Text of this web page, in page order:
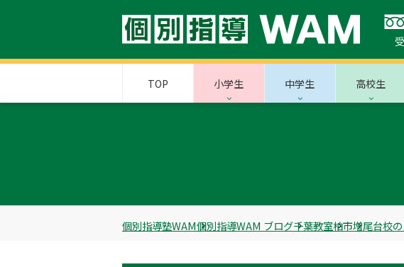
TOP 小学生 中学生 高校生
個別指導塾WAM個別指導WAM ブログ千葉教室柏市増尾台校